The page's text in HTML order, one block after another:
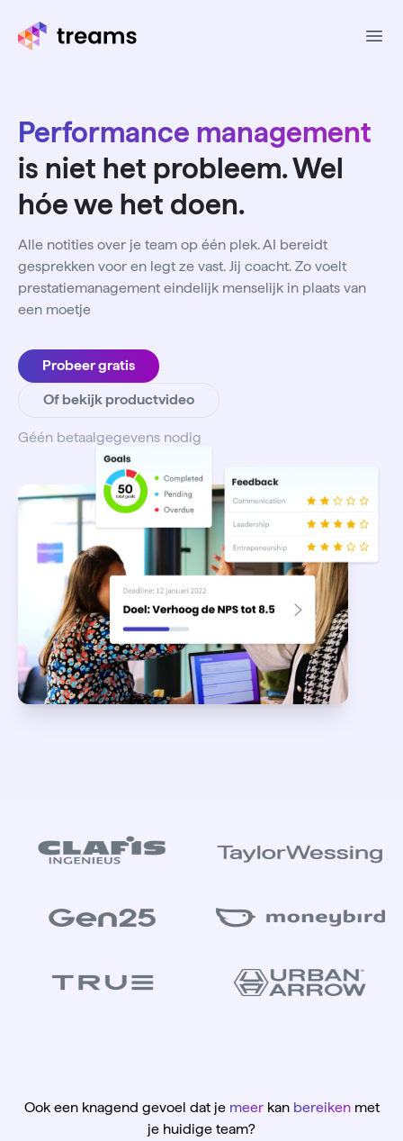
Performance management
is niet het probleem. Wel
hóe we het doen.
Alle notities over je team op één plek. AI bereidt
gesprekken voor en legt ze vast. Jij coacht. Zo voelt
prestatiemanagement​ eindelijk menselijk in plaats van
een moetje
Probeer gratis
Of bekijk productvideo
Géén betaalgegevens nodig
Ook een knagend gevoel dat je meerkan bereikenmet
je huidige team?